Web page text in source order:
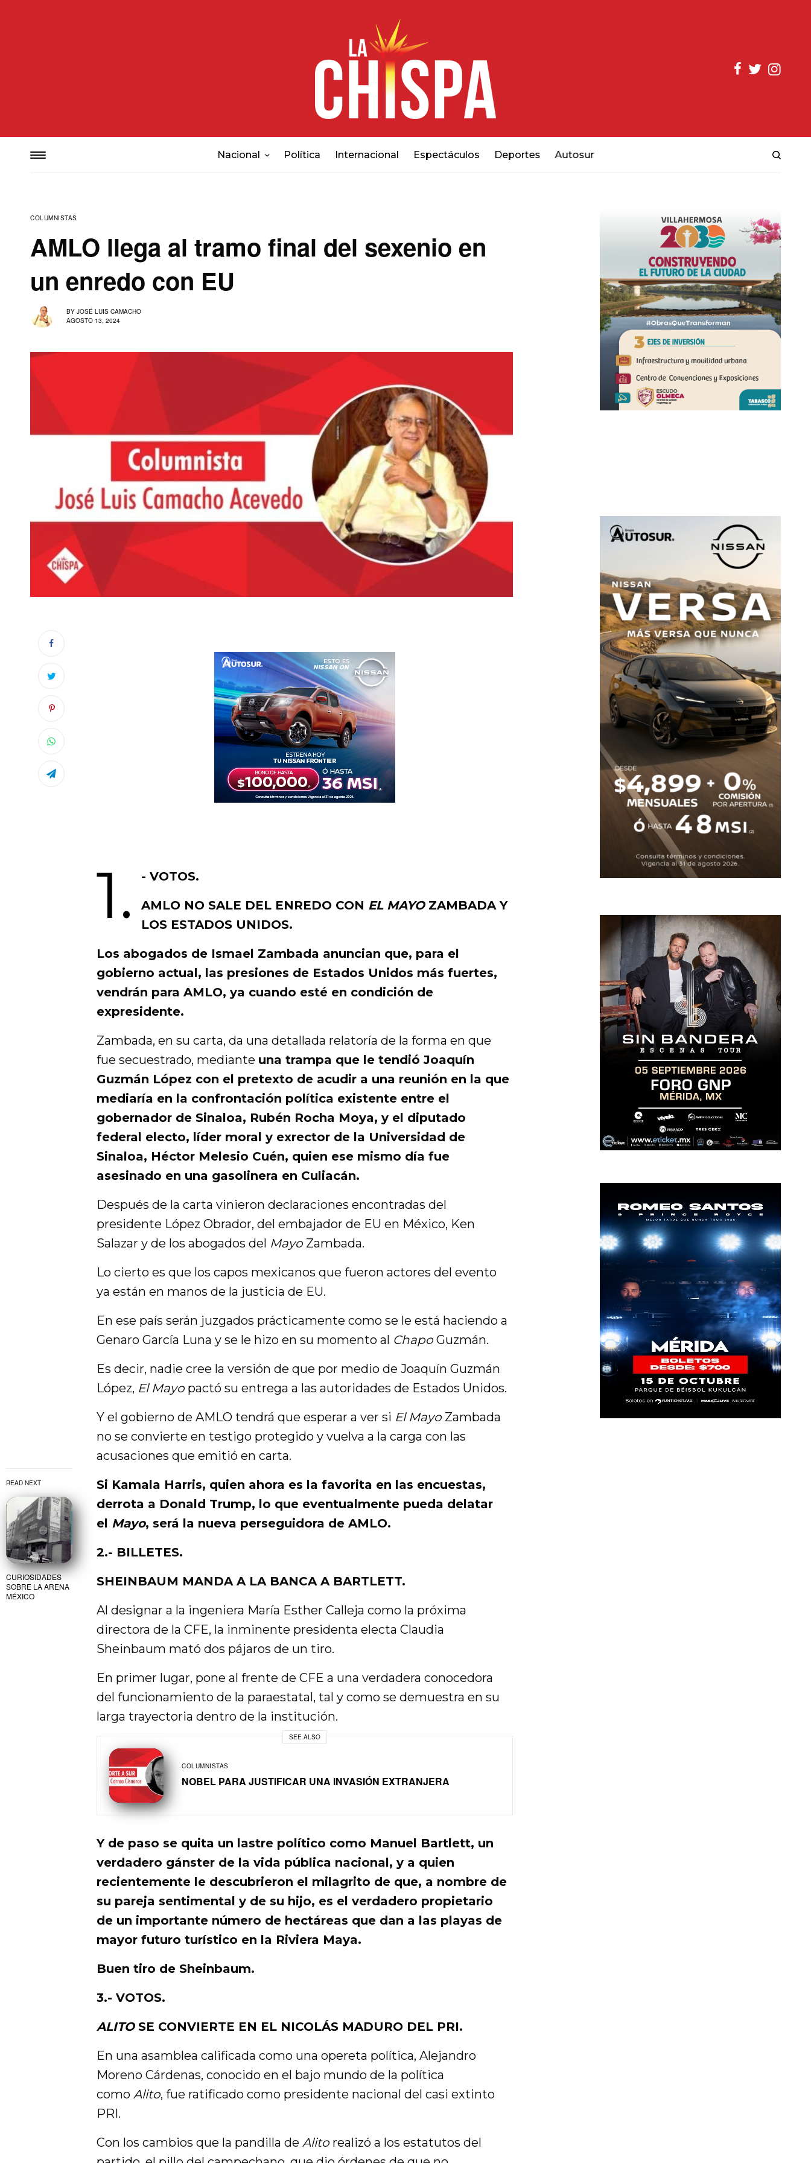
Nacional Política Internacional Espectáculos Deportes Autosur
COLUMNISTAS
AMLO llega al tramo final del sexenio en
un enredo con EU
BY JOSÉ LUIS CAMACHO
AGOSTO 13, 2024
READ NEXT
CURIOSIDADES
SOBRE LA ARENA
MÉXICO
1.
- VOTOS.
AMLO NO SALE DEL ENREDO CON EL MAYOZAMBADA Y
LOS ESTADOS UNIDOS.
Los abogados de Ismael Zambada anuncian que, para el
gobierno actual, las presiones de Estados Unidos más fuertes,
vendrán para AMLO, ya cuando esté en condición de
expresidente.
Zambada, en su carta, da una detallada relatoría de la forma en que
fue secuestrado, mediante una trampa que le tendió Joaquín
Guzmán López con el pretexto de acudir a una reunión en la que
mediaría en la confrontación política existente entre el
gobernador de Sinaloa, Rubén Rocha Moya, y el diputado
federal electo, líder moral y exrector de la Universidad de
Sinaloa, Héctor Melesio Cuén, quien ese mismo día fue
asesinado en una gasolinera en Culiacán.
Después de la carta vinieron declaraciones encontradas del
presidente López Obrador, del embajador de EU en México, Ken
Salazar y de los abogados del MayoZambada.
Lo cierto es que los capos mexicanos que fueron actores del evento
ya están en manos de la justicia de EU.
En ese país serán juzgados prácticamente como se le está haciendo a
Genaro García Luna y se le hizo en su momento al ChapoGuzmán.
Es decir, nadie cree la versión de que por medio de Joaquín Guzmán
López, El Mayopactó su entrega a las autoridades de Estados Unidos.
Y el gobierno de AMLO tendrá que esperar a ver si El MayoZambada
no se convierte en testigo protegido y vuelva a la carga con las
acusaciones que emitió en carta.
Si Kamala Harris, quien ahora es la favorita en las encuestas,
derrota a Donald Trump, lo que eventualmente pueda delatar
el Mayo, será la nueva perseguidora de AMLO.
2.- BILLETES.
SHEINBAUM MANDA A LA BANCA A BARTLETT.
Al designar a la ingeniera María Esther Calleja como la próxima
directora de la CFE, la inminente presidenta electa Claudia
Sheinbaum mató dos pájaros de un tiro.
En primer lugar, pone al frente de CFE a una verdadera conocedora
del funcionamiento de la paraestatal, tal y como se demuestra en su
larga trayectoria dentro de la institución.
SEE ALSO
COLUMNISTAS
NOBEL PARA JUSTIFICAR UNA INVASIÓN EXTRANJERA
Y de paso se quita un lastre político como Manuel Bartlett, un
verdadero gánster de la vida pública nacional, y a quien
recientemente le descubrieron el milagrito de que, a nombre de
su pareja sentimental y de su hijo, es el verdadero propietario
de un importante número de hectáreas que dan a las playas de
mayor futuro turístico en la Riviera Maya.
Buen tiro de Sheinbaum.
3.- VOTOS.
ALITOSE CONVIERTE EN EL NICOLÁS MADURO DEL PRI.
En una asamblea calificada como una opereta política, Alejandro
Moreno Cárdenas, conocido en el bajo mundo de la política
comoAlito, fue ratificado como presidente nacional del casi extinto
PRI.
Con los cambios que la pandilla deAlitorealizó a los estatutos del